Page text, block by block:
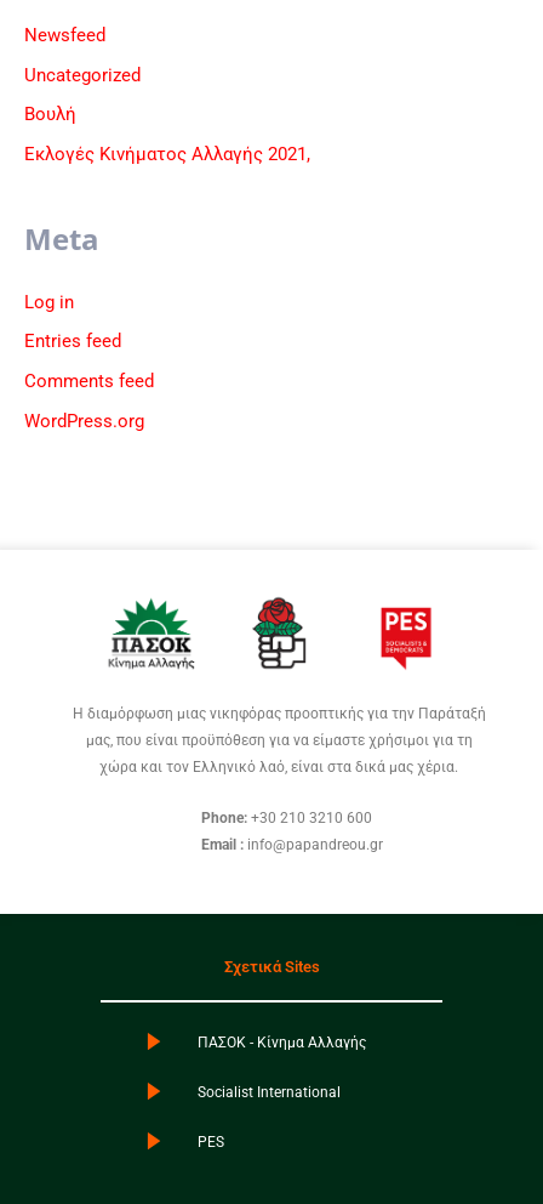
Newsfeed
Uncategorized
Βουλή
Εκλογές Κινήματος Αλλαγής 2021,
Meta
Log in
Entries feed
Comments feed
WordPress.org
Η διαμόρφωση μιας νικηφόρας προοπτικής για την Παράταξή
μας, που είναι προϋπόθεση για να είμαστε χρήσιμοι για τη
χώρα και τον Ελληνικό λαό, είναι στα δικά μας χέρια.
Phone: +30 210 3210 600
Email : info@papandreou.gr
Σχετικά Sites
ΠΑΣΟΚ - Κίνημα Αλλαγής
Socialist International
PES